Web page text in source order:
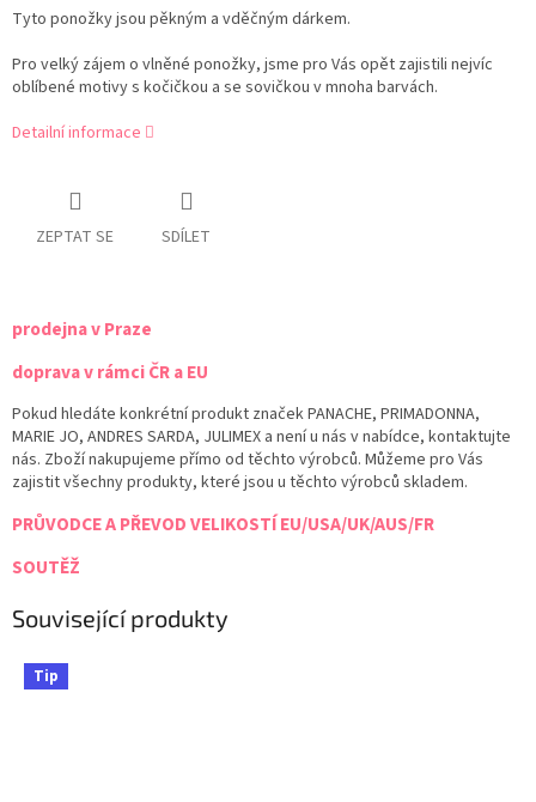
Tyto ponožky jsou pěkným a vděčným dárkem.
Pro velký zájem o vlněné ponožky, jsme pro Vás opět zajistili nejvíc
oblíbené motivy s kočičkou a se sovičkou v mnoha barvách.
Detailní informace
ZEPTAT SE SDÍLET
prodejna v Praze
doprava v rámci ČR a EU
Pokud hledáte konkrétní produkt značek PANACHE, PRIMADONNA,
MARIE JO, ANDRES SARDA, JULIMEX a není u nás v nabídce, kontaktujte
nás. Zboží nakupujeme přímo od těchto výrobců. Můžeme pro Vás
zajistit všechny produkty, které jsou u těchto výrobců skladem.
PRŮVODCE A PŘEVOD VELIKOSTÍ EU/USA/UK/AUS/FR
SOUTĚŽ
Související produkty
Tip